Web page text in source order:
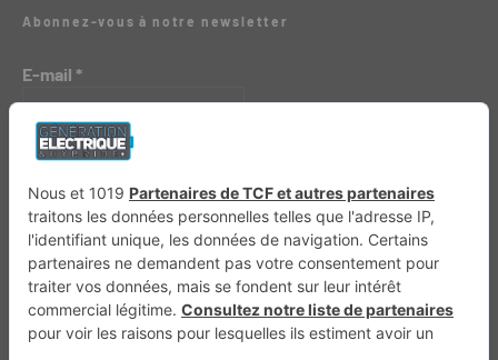
Abonnez-vous à notre newsletter
E-mail *
Génération 4×4 Génération Sans Permis VTTAE.fr FullAttack MX2K